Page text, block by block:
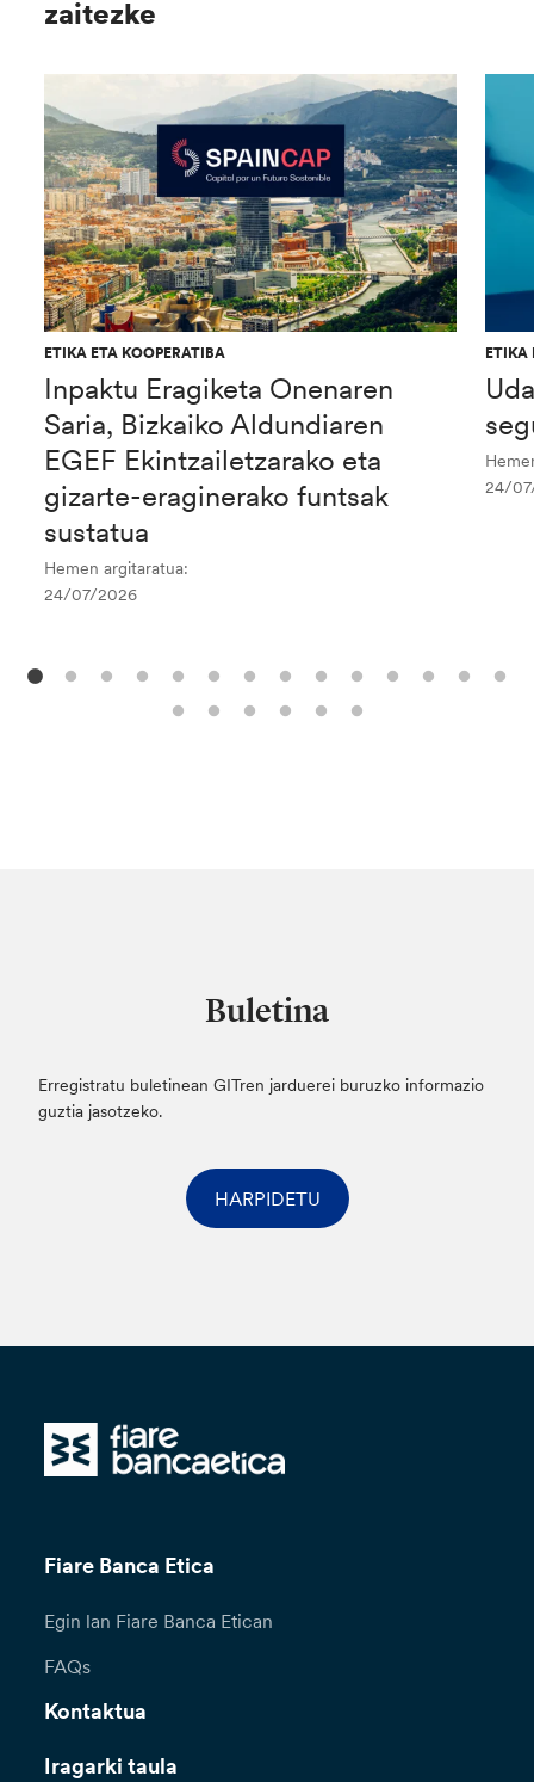
zaitezke
ETIKA ETA KOOPERATIBA
Inpaktu Eragiketa Onenaren
Saria, Bizkaiko Aldundiaren
EGEF Ekintzailetzarako eta
gizarte-eraginerako funtsak
sustatua
Hemen argitaratua:
24/07/2026
ETIKA
24/
Buletina
Erregistratu buletinean GITren jarduerei buruzko informazio
guztia jasotzeko.
HARPIDETU
Fiare Banca Etica
Egin lan Fiare Banca Etican
FAQs
Kontaktua
Iragarki taula